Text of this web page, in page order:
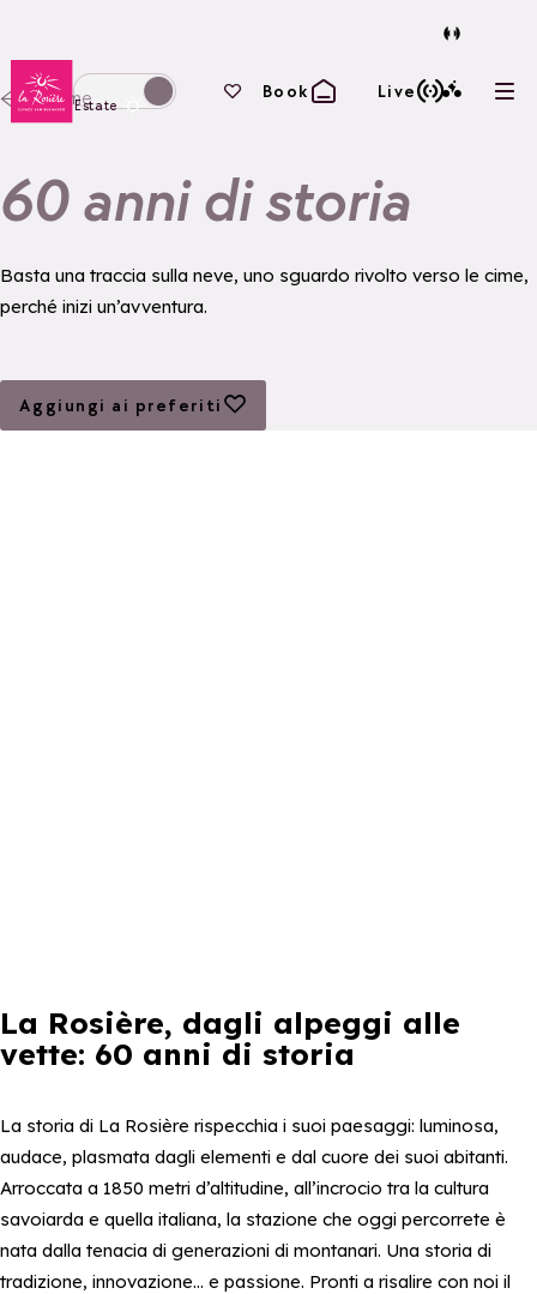
Torna alla home page
Passa alla modalità invernale
Estate
I tuoi preferiti
Book Live
Home
60 anni di storia
Basta una traccia sulla neve, uno sguardo rivolto verso le cime,
perché inizi un’avventura.
Aggiungi ai preferiti
Aggiungi ai preferiti
La Rosière, dagli alpeggi alle
vette: 60 anni di storia
La storia di La Rosière rispecchia i suoi paesaggi: luminosa,
audace, plasmata dagli elementi e dal cuore dei suoi abitanti.
Arroccata a 1850 metri d’altitudine, all’incrocio tra la cultura
savoiarda e quella italiana, la stazione che oggi percorrete è
nata dalla tenacia di generazioni di montanari. Una storia di
tradizione, innovazione… e passione. Pronti a risalire con noi il